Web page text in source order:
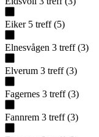
Eiker 5 treff (5)
Elnesvågen 3 treff (3)
Elverum 3 treff (3)
Fagernes 3 treff (3)
Fannrem 3 treff (3)